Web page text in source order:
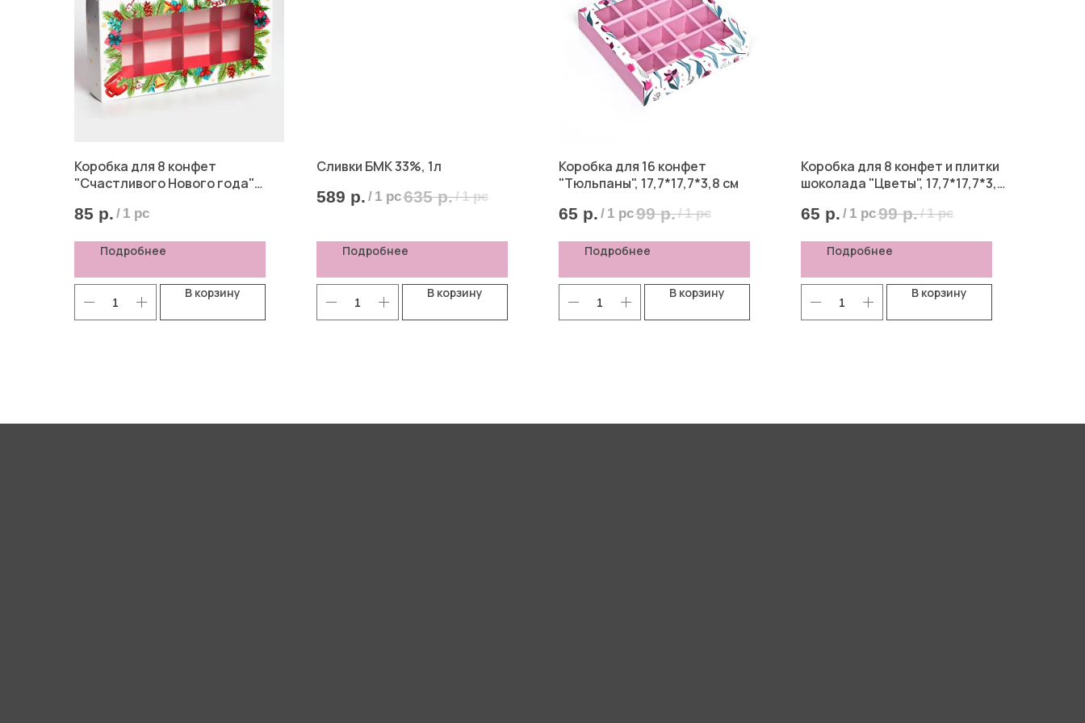
Коробка для 8 конфет
"Счастливого Нового года"
85 р. / 1 pc
Подробнее
В корзину
Сливки БМК 33%, 1л
589 р. / 1 pc635 р./1 pc
Подробнее
В корзину
Коробка для 16 конфет
"Тюльпаны", 17,7*17,7*3,8 см
65 р. / 1 pc99 р./1 pc
Подробнее
В корзину
Коробка для 8 конфет и плитки
шоколада "Цветы", 17,7*17,7*3,8
65 р. / 1 pc99 р./1 pc
Подробнее
В корзину